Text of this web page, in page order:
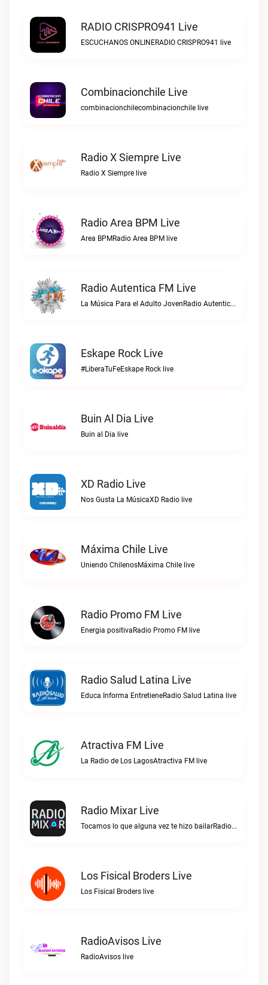
RADIO CRISPRO941 Live
ESCUCHANOS ONLINERADIO CRISPRO941 live
Combinacionchile Live
combinacionchilecombinacionchile live
Radio X Siempre Live
Radio X Siempre live
Radio Area BPM Live
Area BPMRadio Area BPM live
Radio Autentica FM Live
La Música Para el Adulto JovenRadio Autentica FM live
Eskape Rock Live
#LiberaTuFeEskape Rock live
Buin Al Dia Live
Buin al Dia live
XD Radio Live
Nos Gusta La MúsicaXD Radio live
Máxima Chile Live
Uniendo ChilenosMáxima Chile live
Radio Promo FM Live
Energia positivaRadio Promo FM live
Radio Salud Latina Live
Educa Informa EntretieneRadio Salud Latina live
Atractiva FM Live
La Radio de Los LagosAtractiva FM live
Radio Mixar Live
Tocamos lo que alguna vez te hizo bailarRadio Mixar live
Los Fisical Broders Live
Los Fisical Broders live
RadioAvisos Live
RadioAvisos live